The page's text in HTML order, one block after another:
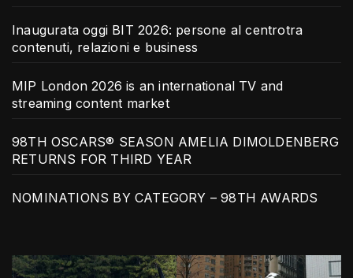
Inaugurata oggi BIT 2026: persone al centrotra
contenuti, relazioni e business
MIP London 2026 is an international TV and
streaming content market
98TH OSCARS® SEASON AMELIA DIMOLDENBERG
RETURNS FOR THIRD YEAR
NOMINATIONS BY CATEGORY – 98TH AWARDS